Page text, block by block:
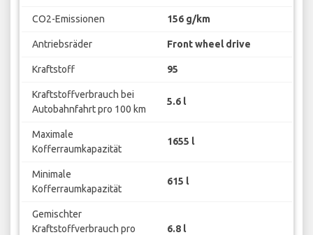
CO2-Emissionen 156 g/km
Antriebsräder Front wheel drive
Kraftstoff 95
Kraftstoffverbrauch bei
Autobahnfahrt pro 100 km
5.6 l
Maximale
Kofferraumkapazität
1655 l
Minimale
Kofferraumkapazität
615 l
Gemischter
Kraftstoffverbrauch pro
6.8 l